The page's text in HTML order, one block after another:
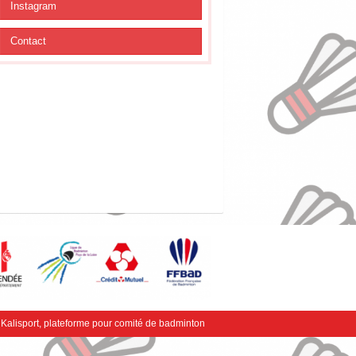
Instagram
Contact
Kalisport, plateforme pour comité de badminton